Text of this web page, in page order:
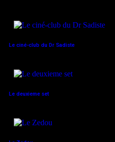
Le ciné-club du Dr Sadiste
Le deuxieme set